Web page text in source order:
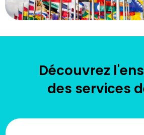
Découvrez
des services